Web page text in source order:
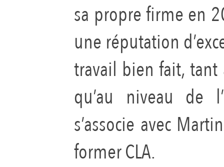
sa propre firme en
une réputation
travail bien fait,
qu’au niveau de
s’associe avec
former CLA.